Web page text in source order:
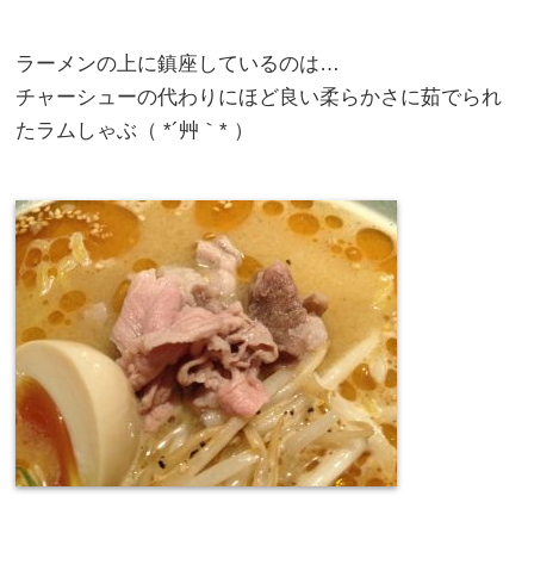
ラーメンの上に鎮座しているのは…
チャーシューの代わりにほど良い柔らかさに茹でられ
たラムしゃぶ（ *´艸｀* ）